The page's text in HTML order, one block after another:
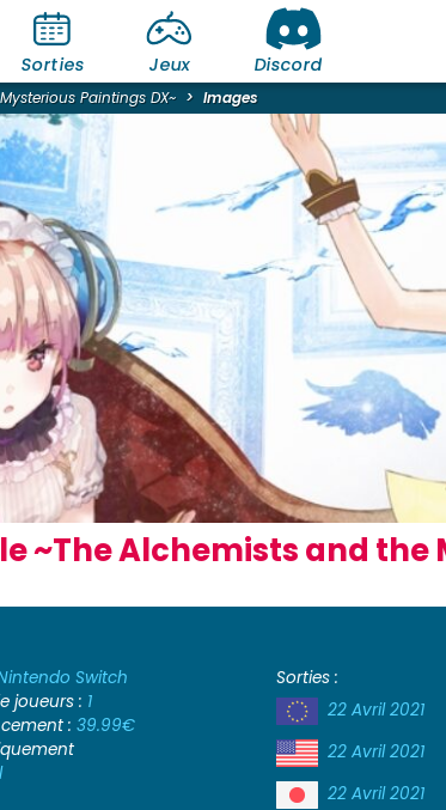
Sorties Jeux Discord
Paintings DX~ Images
~The Alchemists and the
Switch
joueurs : 1
:39.99€
Sorties :
22 Avril 2021
22 Avril 2021
22 Avril 2021